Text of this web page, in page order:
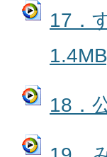
17．
18．